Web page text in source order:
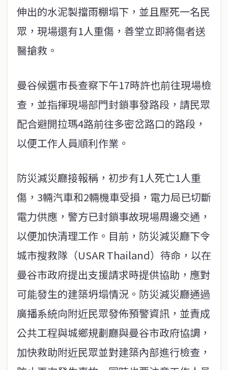
伸出的水泥製擋雨棚塌下，並且壓死一名民
眾，現場還有1人重傷，善堂立即將傷者送
醫搶救。
曼谷候選市長查察下午17時許也前往現場檢
查，並指揮現場部門封鎖事發路段，請民眾
配合避開拉瑪4路前往多密岔路口的路段，
以便工作人員順利作業。
防災減災廳接報稱，初步有1人死亡1人重
傷，3輛汽車和2輛機車受損，電力局已切斷
電力供應，警方已封鎖事故現場周邊交通，
以便加快清理工作。目前，防災減災廳下令
城市搜救隊（USAR Thailand）待命，以在
曼谷市政府提出支援請求時提供協助，應對
可能發生的建築坍塌情況。防災減災廳通過
廣播系統向附近民眾發佈預警資訊，並責成
公共工程與城鄉規劃廳與曼谷市政府協調，
加快救助附近民眾並對建築內部進行檢查，